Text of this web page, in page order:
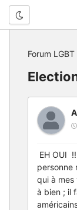
Forum LGBT
EH OUI
personne
qui à mes
à bien ; il